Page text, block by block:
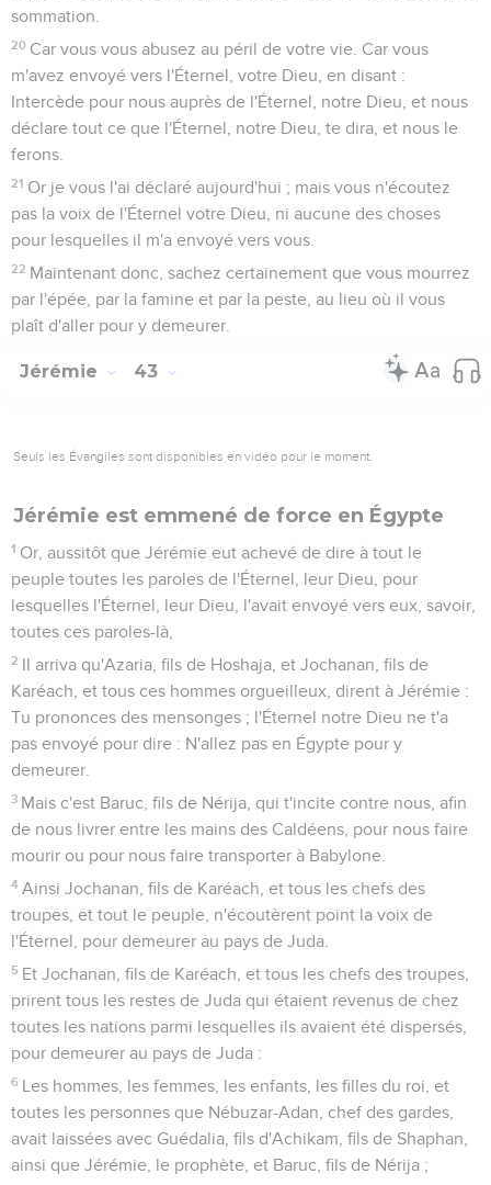
sommation.
20 Car vous vous abusez au péril de votre vie. Car vous
m'avez envoyé vers l'Éternel, votre Dieu, en disant :
Intercède pour nous auprès de l'Éternel, notre Dieu, et nous
déclare tout ce que l'Éternel, notre Dieu, te dira, et nous le
ferons.
21 Or je vous l'ai déclaré aujourd'hui ; mais vous n'écoutez
pas la voix de l'Éternel votre Dieu, ni aucune des choses
pour lesquelles il m'a envoyé vers vous.
22 Maintenant donc, sachez certainement que vous mourrez
par l'épée, par la famine et par la peste, au lieu où il vous
plaît d'aller pour y demeurer.
Jérémie 43
Seuls les Évangiles sont disponibles en vidéo pour le moment.
Jérémie est emmené de force en Égypte
1 Or, aussitôt que Jérémie eut achevé de dire à tout le
peuple toutes les paroles de l'Éternel, leur Dieu, pour
lesquelles l'Éternel, leur Dieu, l'avait envoyé vers eux, savoir,
toutes ces paroles-là,
2 Il arriva qu'Azaria, fils de Hoshaja, et Jochanan, fils de
Karéach, et tous ces hommes orgueilleux, dirent à Jérémie :
Tu prononces des mensonges ; l'Éternel notre Dieu ne t'a
pas envoyé pour dire : N'allez pas en Égypte pour y
demeurer.
3 Mais c'est Baruc, fils de Nérija, qui t'incite contre nous, afin
de nous livrer entre les mains des Caldéens, pour nous faire
mourir ou pour nous faire transporter à Babylone.
4 Ainsi Jochanan, fils de Karéach, et tous les chefs des
troupes, et tout le peuple, n'écoutèrent point la voix de
l'Éternel, pour demeurer au pays de Juda.
5 Et Jochanan, fils de Karéach, et tous les chefs des troupes,
prirent tous les restes de Juda qui étaient revenus de chez
toutes les nations parmi lesquelles ils avaient été dispersés,
pour demeurer au pays de Juda :
6 Les hommes, les femmes, les enfants, les filles du roi, et
toutes les personnes que Nébuzar-Adan, chef des gardes,
avait laissées avec Guédalia, fils d'Achikam, fils de Shaphan,
ainsi que Jérémie, le prophète, et Baruc, fils de Nérija ;